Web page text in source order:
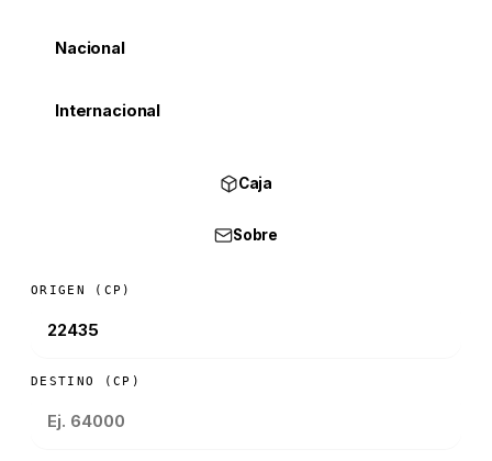
Nacional
Internacional
Caja
Sobre
ORIGEN (CP)
DESTINO (CP)